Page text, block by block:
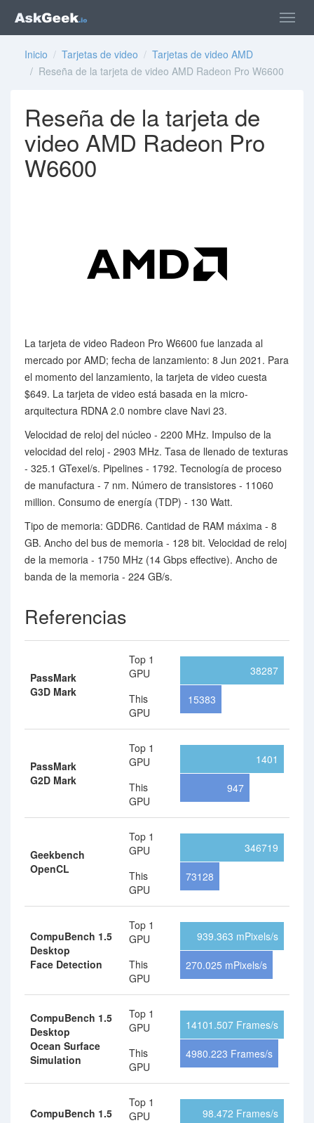
Inicio / Tarjetas de video / Tarjetas de video AMD
/ Reseña de la tarjeta de video AMD Radeon Pro W6600
Reseña de la tarjeta de
video AMD Radeon Pro
W6600
La tarjeta de video Radeon Pro W6600 fue lanzada al
mercado por AMD; fecha de lanzamiento: 8 Jun 2021. Para
el momento del lanzamiento, la tarjeta de video cuesta
$649. La tarjeta de video está basada en la micro-
arquitectura RDNA 2.0 nombre clave Navi 23.
Velocidad de reloj del núcleo - 2200 MHz. Impulso de la
velocidad del reloj - 2903 MHz. Tasa de llenado de texturas
- 325.1 GTexel/s. Pipelines - 1792. Tecnología de proceso
de manufactura - 7 nm. Número de transistores - 11060
million. Consumo de energía (TDP) - 130 Watt.
Tipo de memoria: GDDR6. Cantidad de RAM máxima - 8
GB. Ancho del bus de memoria - 128 bit. Velocidad de reloj
de la memoria - 1750 MHz (14 Gbps effective). Ancho de
banda de la memoria - 224 GB/s.
Referencias
PassMark
G3D Mark
Top 1
GPU
This
GPU
38287
15383
PassMark
G2D Mark
Top 1
GPU
This
GPU
1401
947
Geekbench
OpenCL
Top 1
GPU
This
GPU
346719
73128
CompuBench 1.5
Desktop
Face Detection
Top 1
GPU
This
GPU
939.363 mPixels/s
270.025 mPixels/s
CompuBench 1.5
Desktop
Ocean Surface
Simulation
Top 1
GPU
This
GPU
14101.507 Frames/s
4980.223 Frames/s
CompuBench 1.5
Top 1
GPU
98.472 Frames/s